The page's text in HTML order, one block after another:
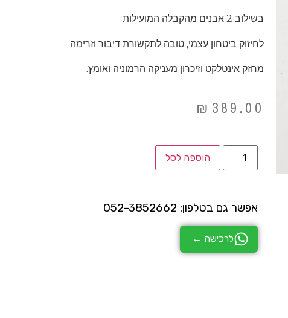
בשילוב 2 אבנים מהקבלה המועילות
לחיזוק ביטחון עצמי, טובה לתקשורת דיבור וזרימה
מחזק אינטלקט וזיכרון מעניקה הרמוניה ואומץ.
₪ 389.00
הוספה לסל
אפשר גם בטלפון: 052-3852662
לרכישה ←